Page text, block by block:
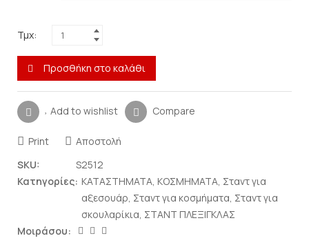
Τμχ:
Προσθήκη στο καλάθι
Add to wishlist Compare
Print
Αποστολή
SKU:
S2512
Κατηγορίες: ΚΑΤΑΣΤΗΜΑΤΑ, ΚΟΣΜΗΜΑΤΑ, Σταντ για
αξεσουάρ, Σταντ για κοσμήματα, Σταντ για
σκουλαρίκια, ΣΤΑΝΤ ΠΛΕΞΙΓΚΛΑΣ
Μοιράσου: